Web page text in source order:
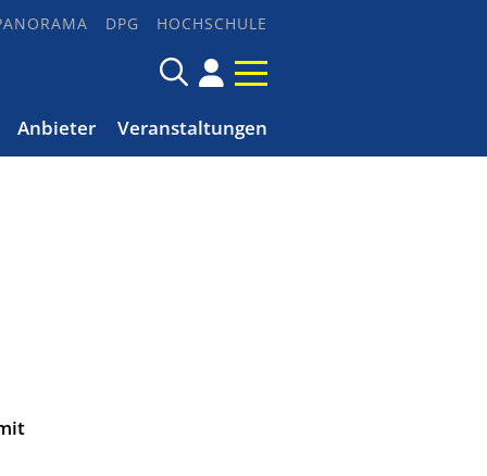
DPG HOCHSCHULE
Anbieter Veranstaltungen